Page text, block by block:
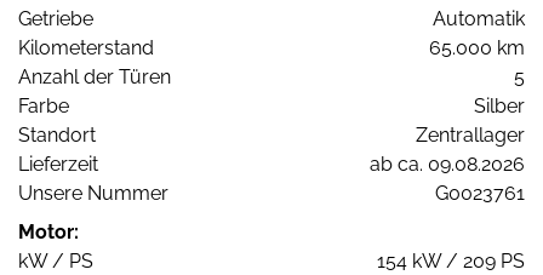
Getriebe
Automatik
Kilometerstand
65.000 km
Anzahl der Türen
5
Farbe
Silber
Standort
Zentrallager
Lieferzeit
ab ca. 09.08.2026
Unsere Nummer
G0023761
Motor:
kW / PS
154 kW / 209 PS